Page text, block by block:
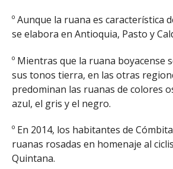
º Aunque la ruana es característica
se elabora en Antioquia, Pasto y
º Mientras que la ruana boyacense
sus tonos tierra, en las otras
predominan las ruanas de colores
azul, el gris y el negro.
º En 2014, los habitantes de
ruanas rosadas en homenaje al
Quintana.